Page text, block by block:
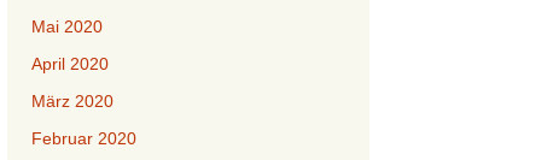
Mai 2020
April 2020
März 2020
Februar 2020